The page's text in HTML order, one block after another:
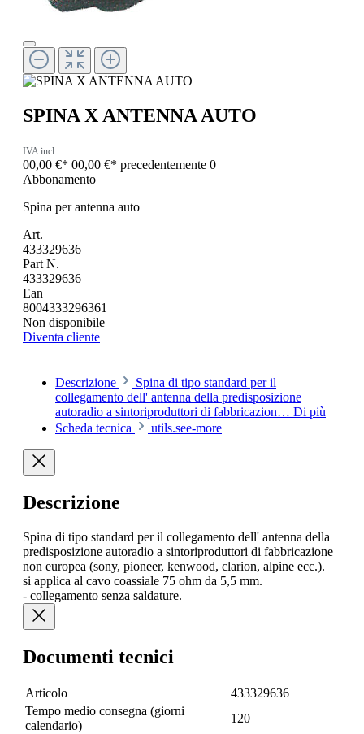
SPINA X ANTENNA AUTO
IVA incl.
00,00 €* 00,00 €* precedentemente 0
Abbonamento
Spina per antenna auto
Art.
433329636
Part N.
433329636
Ean
8004333296361
Non disponibile
Diventa cliente
Descrizione
Spina di tipo standard per il
collegamento dell' antenna della predisposizione
autoradio a sintoriproduttori di fabbricazion… Di più
Scheda tecnica
utils.see-more
Descrizione
Spina di tipo standard per il collegamento dell' antenna della
predisposizione autoradio a sintoriproduttori di fabbricazione
non europea (sony, pioneer, kenwood, clarion, alpine ecc.).
si applica al cavo coassiale 75 ohm da 5,5 mm.
- collegamento senza saldature.
Documenti tecnici
Articolo
433329636
Tempo medio consegna (giorni
calendario)
120